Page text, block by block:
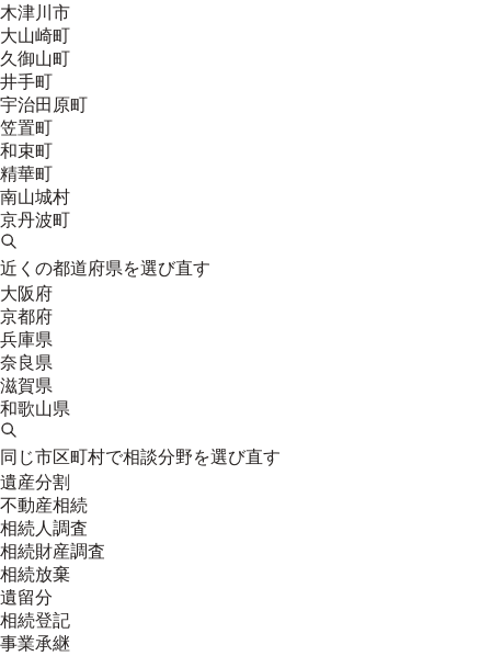
木津川市
大山崎町
久御山町
井手町
宇治田原町
笠置町
和束町
精華町
南山城村
京丹波町
近くの都道府県を選び直す
大阪府
京都府
兵庫県
奈良県
滋賀県
和歌山県
同じ市区町村で相談分野を選び直す
遺産分割
不動産相続
相続人調査
相続財産調査
相続放棄
遺留分
相続登記
事業承継